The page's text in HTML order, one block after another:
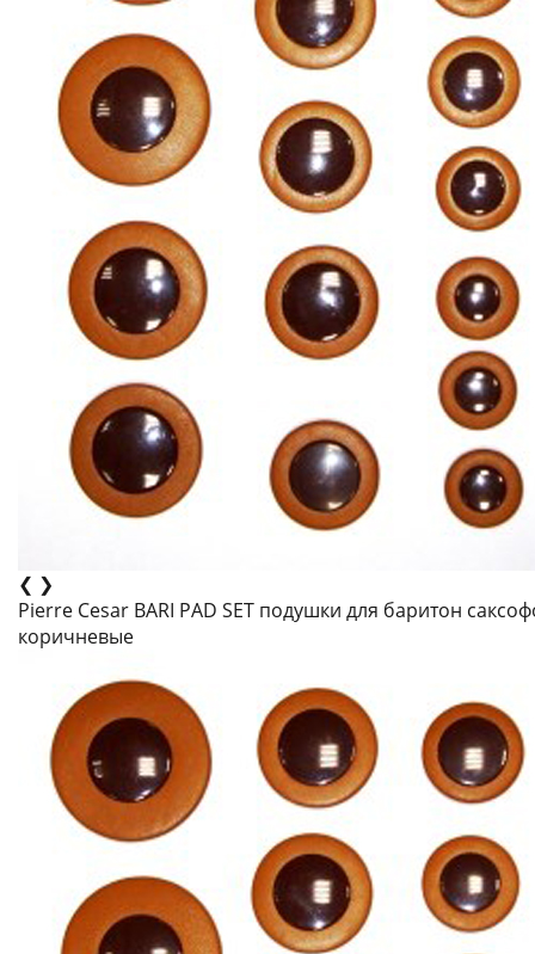
❮ ❯
Pierre Cesar BARI PAD SET подушки для баритон
коричневые